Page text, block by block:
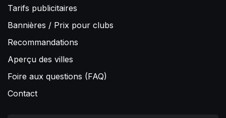
Tarifs publicitaires
Bannières / Prix pour clubs
Recommandations
Aperçu des villes
Foire aux questions (FAQ)
Contact